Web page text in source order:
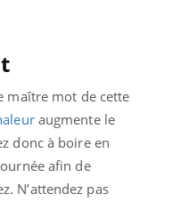
maître mot de cette
augmente le
donc à boire en
afin de
N’attendez pas